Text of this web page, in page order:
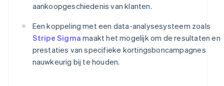
aankoopgeschiedenis van klanten.
Een koppeling met een data-analysesysteem zoals
Stripe Sigma maakt het mogelijk om de resultaten en
prestaties van specifieke kortingsboncampagnes
nauwkeurig bij te houden.